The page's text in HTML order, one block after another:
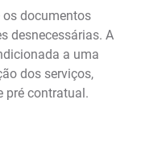
documentos
desnecessárias. A
a uma
dos serviços,
pré contratual.